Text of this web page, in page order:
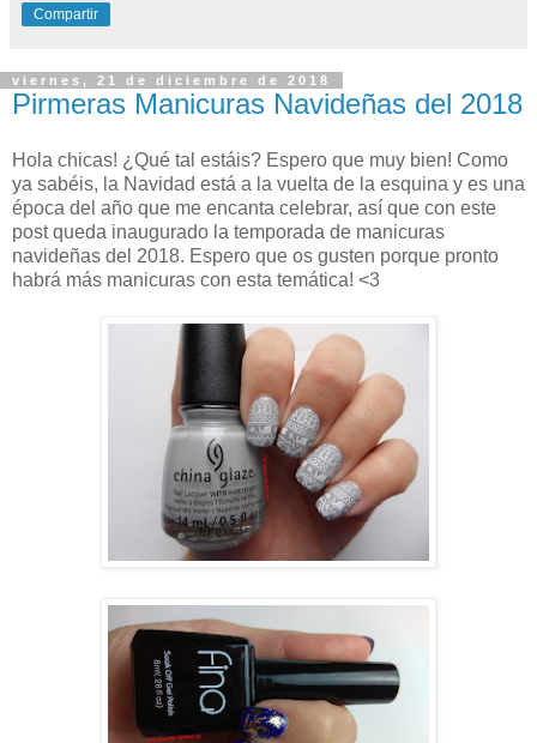
Compartir
viernes, 21 de diciembre de 2018
Pirmeras Manicuras Navideñas del 2018
Hola chicas! ¿Qué tal estáis? Espero que muy bien! Como
ya sabéis, la Navidad está a la vuelta de la esquina y es una
época del año que me encanta celebrar, así que con este
post queda inaugurado la temporada de manicuras
navideñas del 2018. Espero que os gusten porque pronto
habrá más manicuras con esta temática! <3